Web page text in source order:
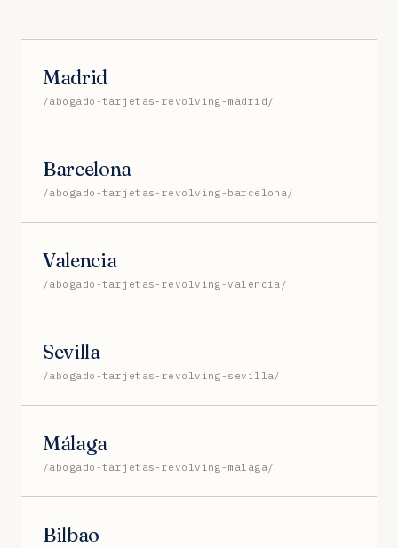
Madrid
/abogado-tarjetas-revolving-madrid/
Barcelona
/abogado-tarjetas-revolving-barcelona/
Valencia
/abogado-tarjetas-revolving-valencia/
Sevilla
/abogado-tarjetas-revolving-sevilla/
Málaga
/abogado-tarjetas-revolving-malaga/
Bilbao